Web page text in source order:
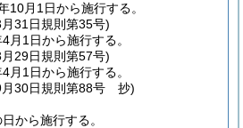
10月1日から施行する。
31日規則第35号)
月1日から施行する。
29日規則第57号)
月1日から施行する。
30日規則第88号 抄)
から施行する。